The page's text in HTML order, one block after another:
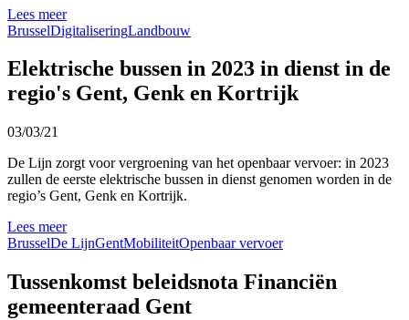
Lees meer
BrusselDigitaliseringLandbouw
Elektrische bussen in 2023 in dienst in de
regio's Gent, Genk en Kortrijk
03/03/21
De Lijn zorgt voor vergroening van het openbaar vervoer: in 2023
zullen de eerste elektrische bussen in dienst genomen worden in de
regio’s Gent, Genk en Kortrijk.
Lees meer
BrusselDe LijnGentMobiliteitOpenbaar vervoer
Tussenkomst beleidsnota Financiën
gemeenteraad Gent